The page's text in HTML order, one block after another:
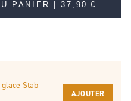
PANIER |37,90 €
Stab
AJOUTER